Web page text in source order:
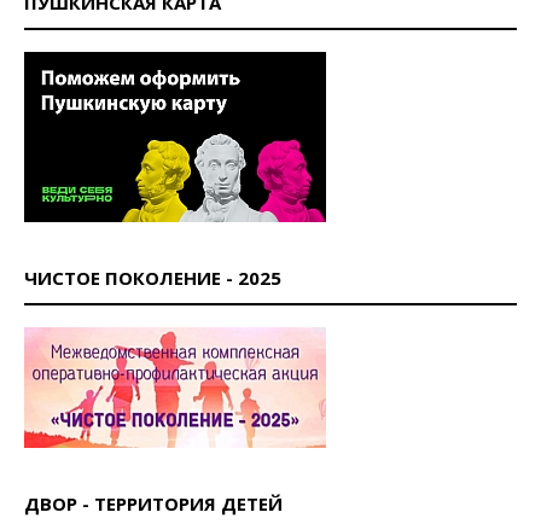
ЧИСТОЕ ПОКОЛЕНИЕ - 2025
ДВОР - ТЕРРИТОРИЯ ДЕТЕЙ